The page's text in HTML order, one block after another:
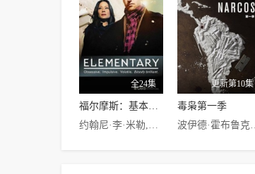
全24集 更新第10集
毒枭第一季